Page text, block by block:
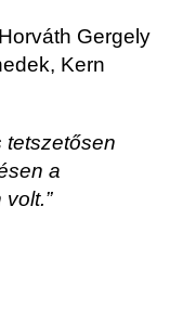
Gergely
Kern
tetszetősen
a